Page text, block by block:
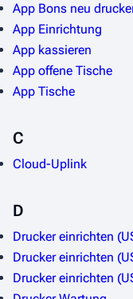
App Bons neu
App Einrichtung
App kassieren
App offene Tische
App Tische
C
Cloud-Uplink
D
Drucker einrichten
Drucker einrichten
Drucker einrichten